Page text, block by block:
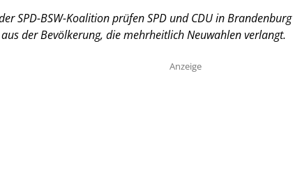
SPD-BSW-Koalition prüfen SPD und CDU in
der Bevölkerung, die mehrheitlich Neuwahlen verlangt.
Anzeige